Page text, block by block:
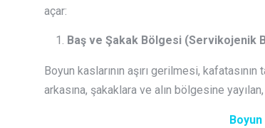
açar:
Baş ve Şakak Bölgesi (Servikojenik
Boyun kaslarının aşırı gerilmesi,
arkasına, şakaklara ve alın bölgesine
Boyun